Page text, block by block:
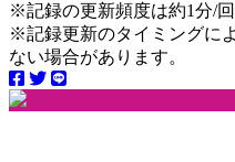
※記録の更新頻度は約1分/回
※記録更新のタイミングに
ない場合があります。